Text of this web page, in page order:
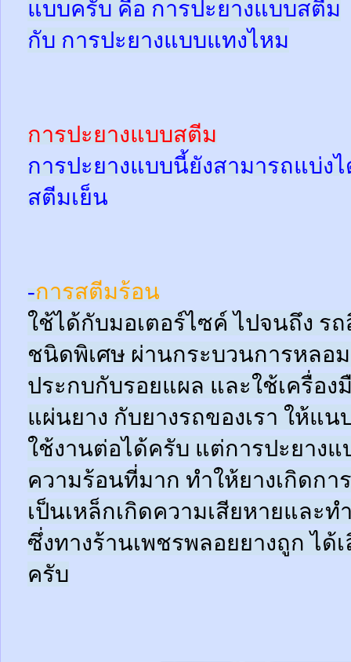
แบบครับ คือ การปะยางแบบสตีม
กับ การปะยางแบบแทงไหม
การปะยางแบบสตีม
การปะยางแบบนี้ยังสามารถแบ่ง
สตีมเย็น
-การสตีมร้อน
ใช้ได้กับมอเตอร์ไซค์ ไปจนถึง ร
ชนิดพิเศษ ผ่านกระบวนการหลอ
ประกบกับรอยแผล และใช้เครื่อง
แผ่นยาง กับยางรถของเรา ให้แ
ใช้งานต่อได้ครับ แต่การปะยาง
ความร้อนที่มาก ทำให้ยางเกิดกา
เป็นเหล็กเกิดความเสียหายและท
ซึ่งทางร้านเพชรพลอยยางถูก ได้
ครับ